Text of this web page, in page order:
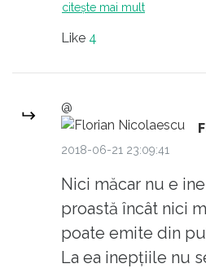
citește mai mult
Like 4
@
2018-06-21 23:09:41
Nici măcar nu e
proastă încât nici
poate emite din
La ea inepțiile nu